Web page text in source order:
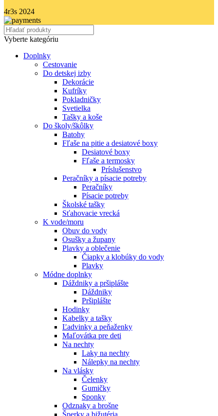
4r3s 2024
Vyberte kategóriu
Doplnky
Cestovanie
Do detskej izby
Dekorácie
Kufríky
Pokladničky
Svetielka
Tašky a koše
Do školy/škôlky
Batohy
Fľaše na pitie a desiatové boxy
Desiatové boxy
Fľaše a termosky
Príslušenstvo
Peračníky a písacie potreby
Peračníky
Písacie potreby
Školské tašky
Sťahovacie vrecká
K vode/moru
Obuv do vody
Osušky a župany
Plavky a oblečenie
Čiapky a klobúky do vody
Plavky
Módne doplnky
Dáždniky a pršiplášte
Dáždniky
Pršiplášte
Hodinky
Kabelky a tašky
Ľadvinky a peňaženky
Maľovátka pre deti
Na nechty
Laky na nechty
Nálepky na nechty
Na vlásky
Čelenky
Gumičky
Sponky
Odznaky a brošne